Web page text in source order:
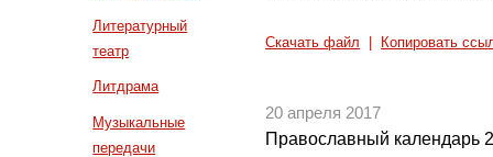
Литературный
театр
Литдрама
Музыкальные
передачи
Скачать файл Копировать
20 апреля 2017
Православный календарь